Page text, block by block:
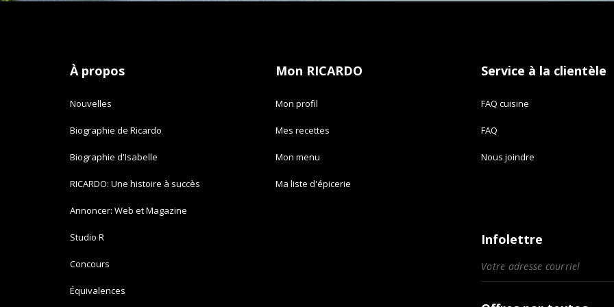
À propos
Nouvelles
Biographie de Ricardo
Biographie d'Isabelle
RICARDO: Une histoire à succès
Annoncer: Web et Magazine
Studio R
Concours
Équivalences
Mon RICARDO
Mon profil
Mes recettes
Mon menu
Ma liste d'épicerie
Service à la clientèle
FAQ cuisine
FAQ
Nous joindre
Infolettre